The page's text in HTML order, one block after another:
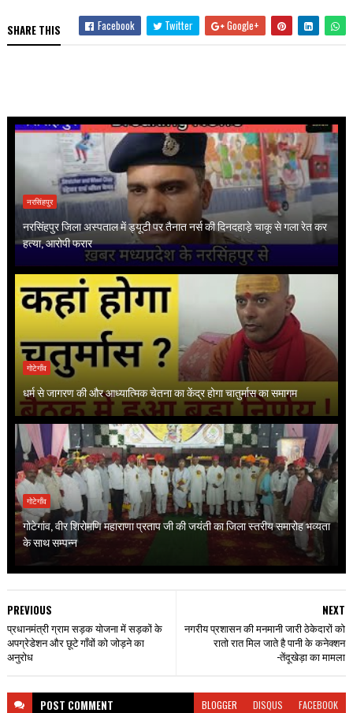
SHARE THIS Facebook Twitter Google+
नरसिंहपुर
नरसिंहपुर जिला अस्पताल में ड्यूटी पर तैनात नर्स की दिनदहाड़े चाकू से गला रेत कर
हत्या, आरोपी फरार
गोटेगाँव
धर्म से जागरण की और आध्यात्मिक चेतना का केंद्र होगा चातुर्मास का समागम
गोटेगाँव
गोटेगांव, वीर शिरोमणि महाराणा प्रताप जी की जयंती का जिला स्तरीय समारोह भव्यता
के साथ सम्पन्न
NEXT
नगरीय प्रशासन की मनमानी जारी ठेकेदारों को
रातो रात मिल जाते है पानी के कनेक्शन
-तेंदूखेड़ा का मामला
PREVIOUS
प्रधानमंत्री ग्राम सड़क योजना में सड़कों के
अपग्रेडेशन और छूटे गाँवों को जोड़ने का
अनुरोध
POST COMMENT BLOGGER DISQUS FACEBOOK